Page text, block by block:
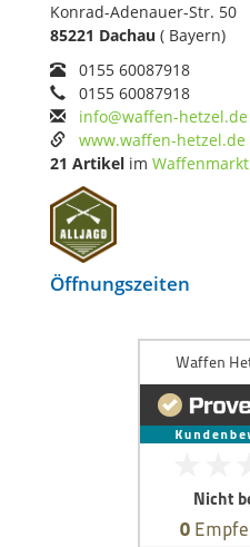
Konrad-Adenauer-Str. 50
85221 Dachau ( Bayern)
0155 60087918
0155 60087918
info@waffen-hetzel.de
www.waffen-hetzel.de
21 Artikel im Waffenmarkt
Öffnungszeiten